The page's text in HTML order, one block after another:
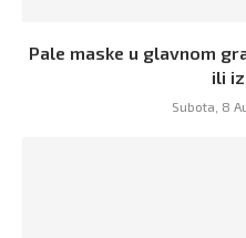
Pale maske u glavnom
ili
Subota, 8